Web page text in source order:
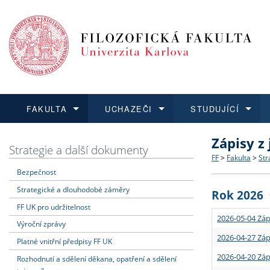
FAKULTA
Dozvědět se více
Struktura
Strategie
Podpora
UCHAZEČI
Podat přihlášku
Co
Učitelské
STUDUJÍCÍ
Dozvědět se více
Rigorózní
Dozvědět se více
O vědě a
Granty a
Dozvědět se více
Aktuální
Strategie a další dokumenty
Bezpečnost
Strategické a dlouhodobé záměry
FF UK pro udržitelnost
Výroční zprávy
Platné vnitřní předpisy FF UK
Rozhodnutí a sdělení děkana, opatření a sdělení
Zápisy
FF > Fakulta >
Rok 2026
2026-05-04
2026-04-27
2026-04-20